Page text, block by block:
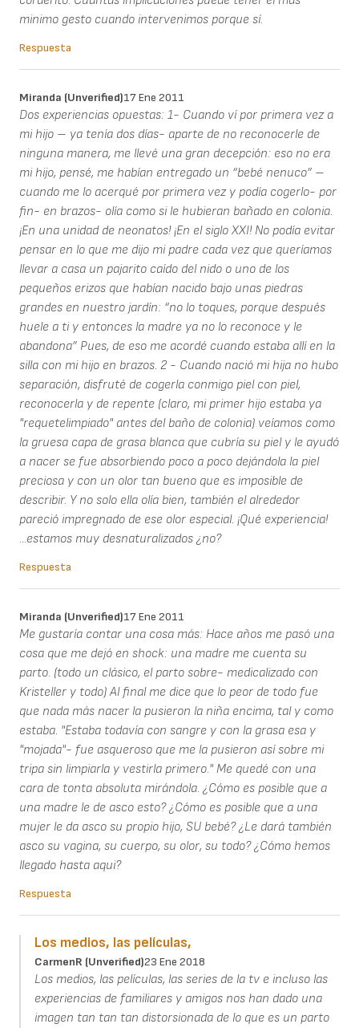
minimo gesto cuando intervenimos porque sí.
Respuesta
Miranda (unverified)17 Ene 2011
Dos experiencias opuestas: 1- Cuando ví por primera vez a
mi hijo – ya tenía dos días- aparte de no reconocerle de
ninguna manera, me llevé una gran decepción: eso no era
mi hijo, pensé, me habían entregado un “bebé nenuco” –
cuando me lo acerqué por primera vez y podía cogerlo- por
fin- en brazos- olía como si le hubieran bañado en colonia.
¡En una unidad de neonatos! ¡En el siglo XXI! No podía evitar
pensar en lo que me dijo mi padre cada vez que queríamos
llevar a casa un pajarito caído del nido o uno de los
pequeños erizos que habían nacido bajo unas piedras
grandes en nuestro jardín: “no lo toques, porque después
huele a ti y entonces la madre ya no lo reconoce y le
abandona” Pues, de eso me acordé cuando estaba allí en la
silla con mi hijo en brazos. 2 - Cuando nació mi hija no hubo
separación, disfruté de cogerla conmigo piel con piel,
reconocerla y de repente (claro, mi primer hijo estaba ya
"requetelimpiado" antes del baño de colonia) veíamos como
la gruesa capa de grasa blanca que cubría su piel y le ayudó
a nacer se fue absorbiendo poco a poco dejándola la piel
preciosa y con un olor tan bueno que es imposible de
describir. Y no solo ella olía bien, también el alrededor
pareció impregnado de ese olor especial. ¡Qué experiencia!
...estamos muy desnaturalizados ¿no?
Respuesta
Miranda (unverified)17 Ene 2011
Me gustaría contar una cosa más: Hace años me pasó una
cosa que me dejó en shock: una madre me cuenta su
parto. (todo un clásico, el parto sobre- medicalizado con
Kristeller y todo) Al final me dice que lo peor de todo fue
que nada más nacer la pusieron la niña encima, tal y como
estaba. "Estaba todavía con sangre y con la grasa esa y
"mojada"- fue asqueroso que me la pusieron así sobre mi
tripa sin limpiarla y vestirla primero." Me quedé con una
cara de tonta absoluta mirándola. ¿Cómo es posible que a
una madre le de asco esto? ¿Cómo es posible que a una
mujer le da asco su propio hijo, SU bebé? ¿Le dará también
asco su vagina, su cuerpo, su olor, su todo? ¿Cómo hemos
llegado hasta aqui?
Respuesta
Los medios, las películas,
CarmenR (unverified)23 Ene 2018
Los medios, las películas, las series de la tv e incluso las
experiencias de familiares y amigos nos han dado una
imagen tan tan tan distorsionada de lo que es un parto